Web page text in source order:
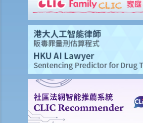
如何安排支付工傷賠償？
若然我不能與僱主和平地解決工傷賠償問題，
若然我對條例所給予的補償感到不滿，或者我
全措施，我可否進一步提出申索？
人壽保險
受保人已失蹤了數年，其保單受益人可否向保